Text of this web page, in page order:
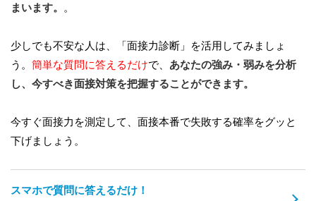
まいます。 。
少しでも不安な人は、「面接力診断」を活用してみましょ
う。 簡単な質問に答えるだけで、 あなたの強み・弱みを分析
し、今すべき面接対策を把握することができます。
今すぐ面接力を測定して、面接本番で失敗する確率をグッと
下げましょう。
スマホで質問に答えるだけ！